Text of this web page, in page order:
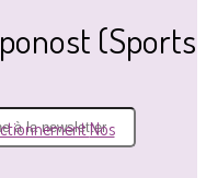
(Sports
Nos